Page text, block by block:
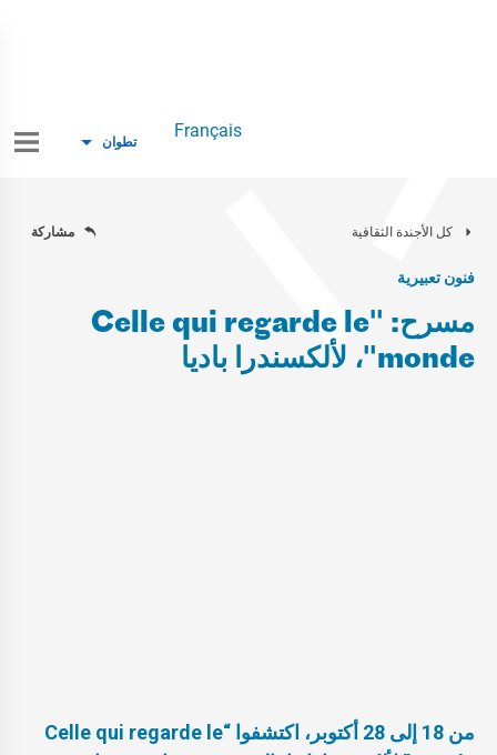
Français
تطوان
كل الأجندة الثقافية مشاركة
فنون تعبيرية
مسرح: "Celle qui regarde le
monde"، لألكسندرا باديا
من 18 إلى 28 أكتوبر، اكتشفوا “Celle qui regarde le